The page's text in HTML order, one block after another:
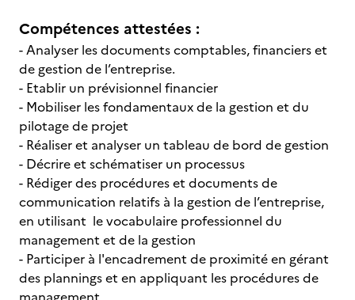
Compétences attestées :
­- Analyser les documents comptables, financiers et
de gestion de l’entreprise.
- Etablir un prévisionnel financier
- Mobiliser les fondamentaux de la gestion et du
pilotage de projet
- Réaliser et analyser un tableau de bord de gestion
- Décrire et schématiser un processus
- Rédiger des procédures et documents de
communication relatifs à la gestion de l’entreprise,
en utilisant le vocabulaire professionnel du
management et de la gestion
- Participer à l'encadrement de proximité en gérant
des plannings et en appliquant les procédures de